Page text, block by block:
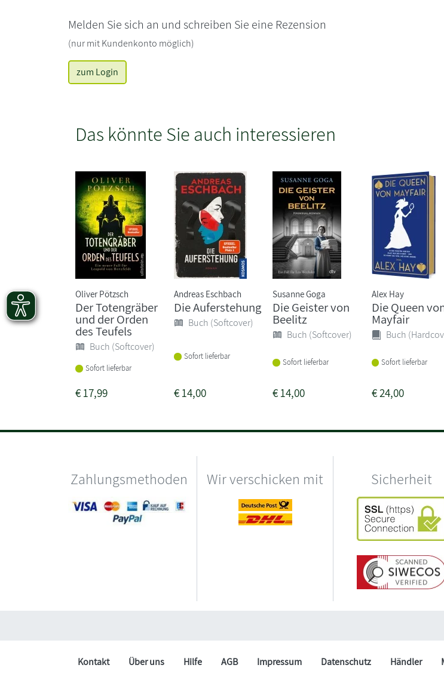
Melden Sie sich an und schreiben Sie eine Rezension
(nur mit Kundenkonto möglich)
zum Login
Das könnte Sie auch interessieren
Oliver Pötzsch
Der Totengräber
und der Orden
des Teufels
Buch (Softcover)
Sofort lieferbar
€17,99
Andreas Eschbach
Die Auferstehung
Buch (Softcover)
Sofort lieferbar
€14,00
Susanne Goga
Die Geister von
Beelitz
Buch (Softcover)
Sofort lieferbar
€14,00
Alex Hay
Die Queen
Mayfair
Buch
Sofort lieferbar
€24,00
Zahlungsmethoden Wir verschicken mit Sicherheit
Kontakt Über uns Hilfe AGB Impressum Datenschutz Händler